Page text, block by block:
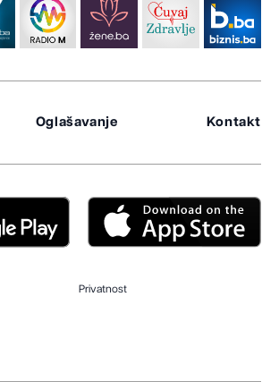
Oglašavanje Kontakt
Privatnost